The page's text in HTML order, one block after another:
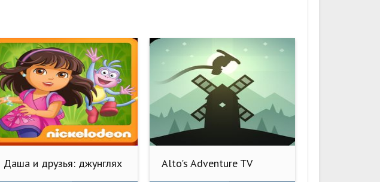
Даша и друзья: джунглях Alto's Adventure TV